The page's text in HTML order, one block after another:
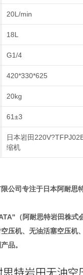
20L/min
18L
G1/4
420*330*625
20kg
61±3
日本岩田
缩机
公司专注于日本阿耐思
（阿耐思特岩田株式
压机、无油活塞空压机
品。